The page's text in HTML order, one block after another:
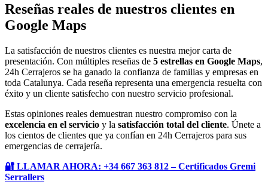
Reseñas reales de nuestros clientes en
Google Maps
La satisfacción de nuestros clientes es nuestra mejor carta de
presentación. Con múltiples reseñas de 5 estrellas en Google Maps,
24h Cerrajeros se ha ganado la confianza de familias y empresas en
toda Catalunya. Cada reseña representa una emergencia resuelta con
éxito y un cliente satisfecho con nuestro servicio profesional.
Estas opiniones reales demuestran nuestro compromiso con la
excelencia en el servicio y la satisfacción total del cliente. Únete a
los cientos de clientes que ya confían en 24h Cerrajeros para sus
emergencias de cerrajería.
🔐 LLAMAR AHORA: +34 667 363 812 – Certificados Gremi
Serrallers